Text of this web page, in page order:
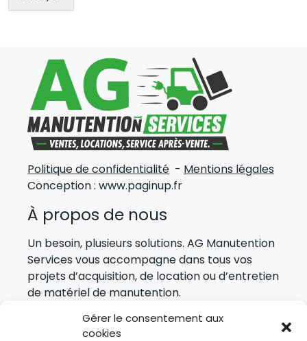
Gérer le consentement aux
cookies
Politique de confidentialité - Mentions légales
Conception : www.paginup.fr
À propos de nous
Un besoin, plusieurs solutions. AG Manutention
Services vous accompagne dans tous vos
projets d’acquisition, de location ou d’entretien
de matériel de manutention.
Plan du site